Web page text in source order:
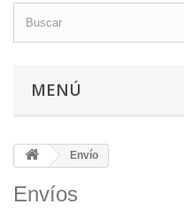
MENÚ
Envío
Envíos